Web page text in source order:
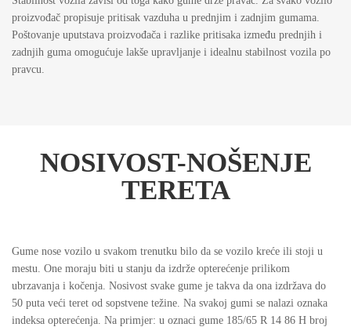
proizvođač propisuje pritisak vazduha u prednjim i zadnjim gumama.
Poštovanje uputstava proizvođača i razlike pritisaka između prednjih i
zadnjih guma omogućuje lakše upravljanje i idealnu stabilnost vozila po
pravcu.
NOSIVOST-NOŠENJE
TERETA
Gume nose vozilo u svakom trenutku bilo da se vozilo kreće ili stoji u
mestu. One moraju biti u stanju da izdrže opterećenje prilikom
ubrzavanja i kočenja. Nosivost svake gume je takva da ona izdržava do
50 puta veći teret od sopstvene težine. Na svakoj gumi se nalazi oznaka
indeksa opterećenja. Na primjer: u oznaci gume 185/65 R 14 86 H broj